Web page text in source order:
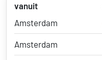
vanuit
Amsterdam
Amsterdam